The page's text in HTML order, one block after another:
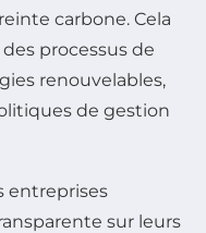
carbone. Cela
processus de
renouvelables,
de gestion
entreprises
sur leurs